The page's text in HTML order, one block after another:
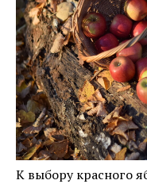
К выбору красного